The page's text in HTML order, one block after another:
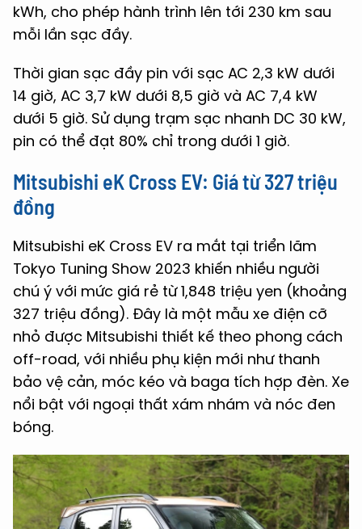
kWh, cho phép hành trình lên tới 230 km sau
mỗi lần sạc đầy.
Thời gian sạc đầy pin với sạc AC 2,3 kW dưới
14 giờ, AC 3,7 kW dưới 8,5 giờ và AC 7,4 kW
dưới 5 giờ. Sử dụng trạm sạc nhanh DC 30 kW,
pin có thể đạt 80% chỉ trong dưới 1 giờ.
Mitsubishi eK Cross EV: Giá từ 327 triệu
đồng
Mitsubishi eK Cross EV ra mắt tại triển lãm
Tokyo Tuning Show 2023 khiến nhiều người
chú ý với mức giá rẻ từ 1,848 triệu yen (khoảng
327 triệu đồng). Đây là một mẫu xe điện cỡ
nhỏ được Mitsubishi thiết kế theo phong cách
off-road, với nhiều phụ kiện mới như thanh
bảo vệ cản, móc kéo và baga tích hợp đèn. Xe
nổi bật với ngoại thất xám nhám và nóc đen
bóng.